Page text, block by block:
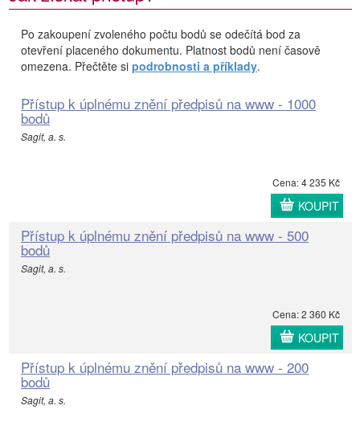
Po zakoupení zvoleného počtu bodů se odečítá bod za
otevření placeného dokumentu. Platnost bodů není časově
omezena. Přečtěte si podrobnosti a příklady.
Přístup k úplnému znění předpisů na www - 1000
bodů
Sagit, a. s.
Cena: 4 235 Kč
KOUPIT
Přístup k úplnému znění předpisů na www - 500
bodů
Sagit, a. s.
Cena: 2 360 Kč
KOUPIT
Přístup k úplnému znění předpisů na www - 200
bodů
Sagit, a. s.